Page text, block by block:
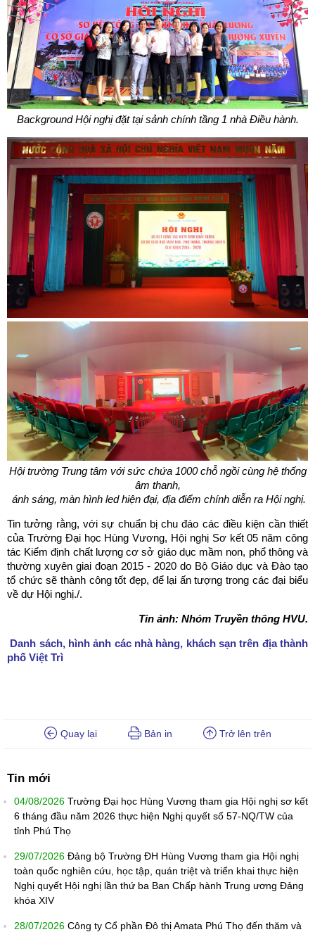
Background Hội nghị đặt tại sảnh chính tầng 1 nhà Điều hành.
Hội trường Trung tâm với sức chứa 1000 chỗ ngồi cùng hệ thống
âm thanh,
ánh sáng, màn hình led hiện đại, địa điểm chính diễn ra Hội nghị.
Tin tưởng rằng, với sự chuẩn bị chu đáo các điều kiện cần thiết
của Trường Đại học Hùng Vương, Hội nghị Sơ kết 05 năm công
tác Kiểm định chất lượng cơ sở giáo dục mầm non, phổ thông và
thường xuyên giai đoạn 2015 - 2020 do Bộ Giáo dục và Đào tạo
tổ chức sẽ thành công tốt đẹp, để lại ấn tượng trong các đại biểu
về dự Hội nghị./.
Tin ảnh: Nhóm Truyền thông HVU.
Danh sách, hình ảnh các nhà hàng, khách sạn trên địa thành
phố Việt Trì
Quay lại Bản in Trở lên trên
Tin mới
04/08/2026 Trường Đại học Hùng Vương tham gia Hội nghị sơ kết
6 tháng đầu năm 2026 thực hiện Nghị quyết số 57-NQ/TW của
tỉnh Phú Thọ
29/07/2026 Đảng bộ Trường ĐH Hùng Vương tham gia Hội nghị
toàn quốc nghiên cứu, học tập, quán triệt và triển khai thực hiện
Nghị quyết Hội nghị lần thứ ba Ban Chấp hành Trung ương Đảng
khóa XIV
28/07/2026 Công ty Cổ phần Đô thị Amata Phú Thọ đến thăm và